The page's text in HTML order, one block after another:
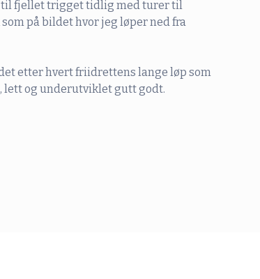
fjellet trigget tidlig med turer til
på bildet hvor jeg løper ned fra
etter hvert friidrettens lange løp som
lett og underutviklet gutt godt.